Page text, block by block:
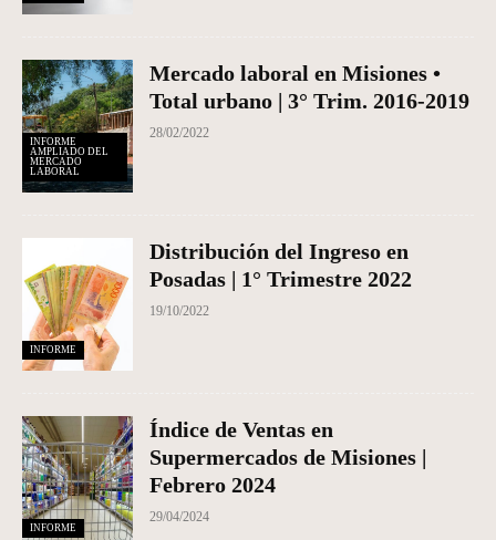
INFORME
AMPLIADO DEL
MERCADO
LABORAL
Mercado laboral en Misiones •
Total urbano | 3° Trim. 2016-2019
28/02/2022
INFORME
Distribución del Ingreso en
Posadas | 1° Trimestre 2022
19/10/2022
INFORME
Índice de Ventas en
Supermercados de Misiones |
Febrero 2024
29/04/2024